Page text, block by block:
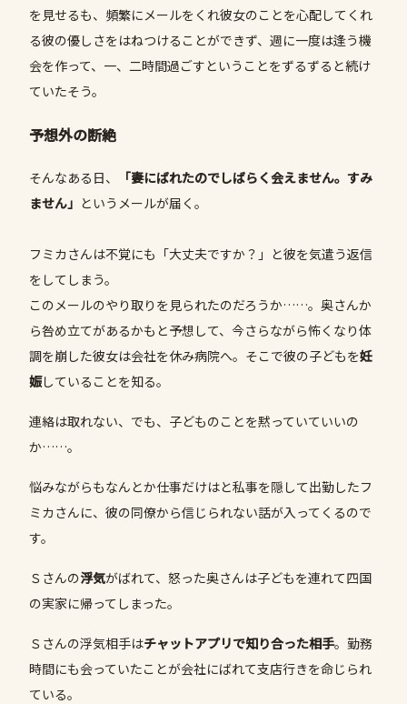
を見せるも、頻繁にメールをくれ彼女のことを心配してくれ
る彼の優しさをはねつけることができず、週に一度は逢う機
会を作って、一、二時間過ごすということをずるずると続け
ていたそう。
予想外の断絶
そんなある日、
「妻にばれたのでしばらく会えません。すみ
ません」 というメールが届く。
フミカさんは不覚にも「大丈夫ですか？」と彼を気遣う返信
をしてしまう。
このメールのやり取りを見られたのだろうか……。奥さんか
ら咎め立てがあるかもと予想して、今さらながら怖くなり体
調を崩した彼女は会社を休み病院へ。そこで彼の子どもを妊
娠していることを知る。
連絡は取れない、でも、子どものことを黙っていていいの
か……。
悩みながらもなんとか仕事だけはと私事を隠して出勤したフ
ミカさんに、彼の同僚から信じられない話が入ってくるので
す。
Ｓさんの浮気がばれて、怒った奥さんは子どもを連れて四国
の実家に帰ってしまった。
Ｓさんの浮気相手はチャットアプリで知り合った相手。勤務
時間にも会っていたことが会社にばれて支店行きを命じられ
ている。